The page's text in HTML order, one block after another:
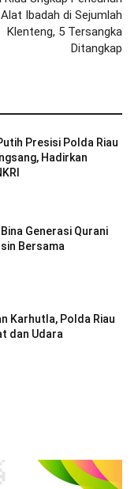
Alat Ibadah di Sejumlah
Klenteng, 5 Tersangka
Ditangkap
Presisi Polda Riau
Hadirkan
Generasi Qurani
Bersama
Karhutla, Polda Riau
dan Udara